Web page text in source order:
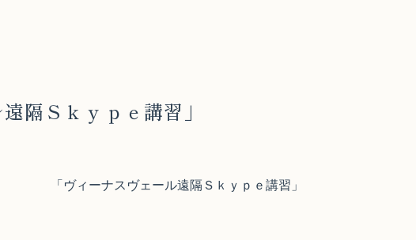
隔Ｓｋｙｐｅ講習」
「ヴィーナスヴェール遠隔Ｓｋｙｐｅ講習」